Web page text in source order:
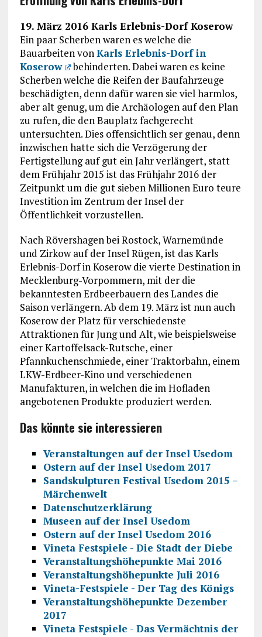
19. März 2016 Karls Erlebnis-Dorf Koserow
Ein paar Scherben waren es welche die
Bauarbeiten vonKarls Erlebnis-Dorf in
Koserow
behinderten. Dabei waren es keine
Scherben welche die Reifen der Baufahrzeuge
beschädigten, denn dafür waren sie viel harmlos,
aber alt genug, um die Archäologen auf den Plan
zu rufen, die den Bauplatz fachgerecht
untersuchten. Dies offensichtlich ser genau, denn
inzwischen hatte sich die Verzögerung der
Fertigstellung auf gut ein Jahr verlängert, statt
dem Frühjahr 2015 ist das Frühjahr 2016 der
Zeitpunkt um die gut sieben Millionen Euro teure
Investition im Zentrum der Insel der
Öffentlichkeit vorzustellen.
Nach Rövershagen bei Rostock, Warnemünde
und Zirkow auf der Insel Rügen, ist das Karls
Erlebnis-Dorf in Koserow die vierte Destination in
Mecklenburg-Vorpommern, mit der die
bekanntesten Erdbeerbauern des Landes die
Saison verlängern. Ab dem 19. März ist nun auch
Koserow der Platz für verschiedenste
Attraktionen für Jung und Alt, wie beispielsweise
einer Kartoffelsack-Rutsche, einer
Pfannkuchenschmiede, einer Traktorbahn, einem
LKW-Erdbeer-Kino und verschiedenen
Manufakturen, in welchen die im Hofladen
angebotenen Produkte produziert werden.
Das könnte sie interessieren
Veranstaltungen auf der Insel Usedom
Ostern auf der Insel Usedom 2017
Sandskulpturen Festival Usedom 2015 –
Märchenwelt
Datenschutzerklärung
Museen auf der Insel Usedom
Ostern auf der Insel Usedom 2016
Vineta Festspiele - Die Stadt der Diebe
Veranstaltungshöhepunkte Mai 2016
Veranstaltungshöhepunkte Juli 2016
Vineta-Festspiele - Der Tag des Königs
Veranstaltungshöhepunkte Dezember
2017
Vineta Festspiele - Das Vermächtnis der